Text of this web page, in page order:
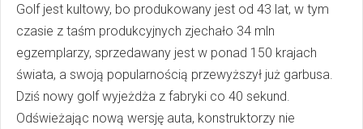
Golf jest kultowy, bo produkowany jest od 43 lat, w tym
czasie z taśm produkcyjnych zjechało 34 mln
egzemplarzy, sprzedawany jest w ponad 150 krajach
świata, a swoją popularnością przewyższył już garbusa.
Dziś nowy golf wyjeżdża z fabryki co 40 sekund.
Odświeżając nową wersję auta, konstruktorzy nie